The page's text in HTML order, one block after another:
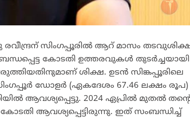
സിംഗപ്പൂരിൽ ആറ് മാസം
കോടതി ഉത്തരവുകൾ തുടർച്ചയായി
ശിക്ഷ. ഉടൻ സിങ്കപ്പൂരിലെ
ഡോളർ (ഏകദേശം 67.46 ലക്ഷം രൂപ)
ആവശ്യപ്പെട്ടു. 2024 ഏപ്രിൽ മുതൽ
ആവശ്യപ്പെട്ടിരുന്നു. ഇത് സംബന്ധിച്ച്